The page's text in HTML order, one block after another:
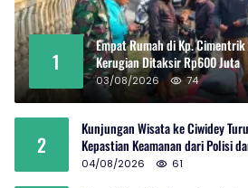
1
Empat Rumah di Kp.
Kerugian Ditaksir Rp600 Juta
03/08/2026 74
2
Kunjungan Wisata ke Ciwidey
Kepastian Keamanan dari Polisi
04/08/2026 61